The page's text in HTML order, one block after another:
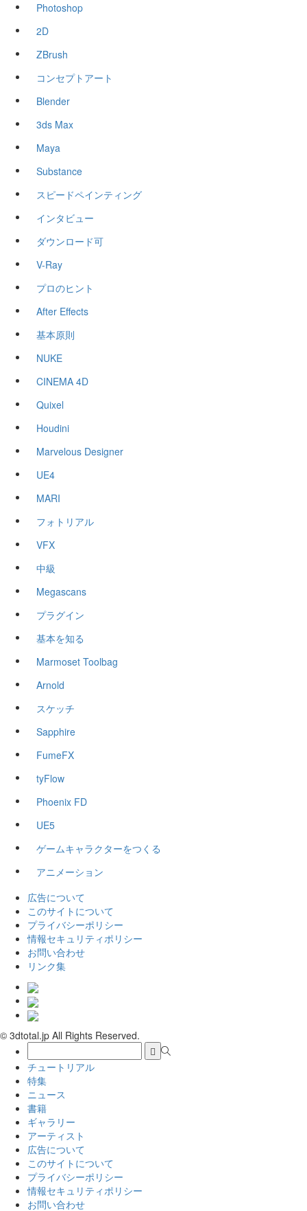
Photoshop
2D
ZBrush
コンセプトアート
Blender
3ds Max
Maya
Substance
スピードペインティング
インタビュー
ダウンロード可
V-Ray
プロのヒント
After Effects
基本原則
NUKE
CINEMA 4D
Quixel
Houdini
Marvelous Designer
UE4
MARI
フォトリアル
VFX
中級
Megascans
プラグイン
基本を知る
Marmoset Toolbag
Arnold
スケッチ
Sapphire
FumeFX
tyFlow
Phoenix FD
UE5
ゲームキャラクターをつくる
アニメーション
広告について
このサイトについて
プライバシーポリシー
情報セキュリティポリシー
お問い合わせ
リンク集
© 3dtotal.jp All Rights Reserved.
チュートリアル
特集
ニュース
書籍
ギャラリー
アーティスト
広告について
このサイトについて
プライバシーポリシー
情報セキュリティポリシー
お問い合わせ